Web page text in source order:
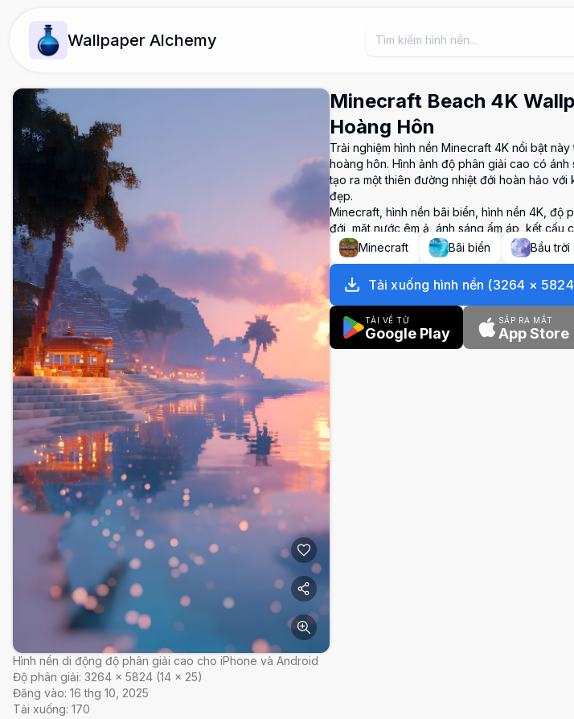
Wallpaper Alchemy
Hình nền di động độ phân giải cao cho iPhone và Android
Độ phân giải: 3264 × 5824 (14 × 25)
Đăng vào: 16 thg 10, 2025
Tải xuống: 170
Minecraft Beach 4K
Hoàng Hôn
Trải nghiệm hình nền Minecraft 4K nổi bật
hoàng hôn. Hình ảnh độ phân giải cao có ánh
tạo ra một thiên đường nhiệt đới hoàn hảo
đẹp.
Minecraft, hình nền bãi biển, hình nền 4K, độ
đới, mặt nước êm ả, ánh sáng ấm áp, kết cấu
Minecraft
Bãi biển Bầu trời
Tải xuống hình nền (3264 × 5824
TẢI VỀ TỪ
Google Play
SẮP RA MẮT
App Store